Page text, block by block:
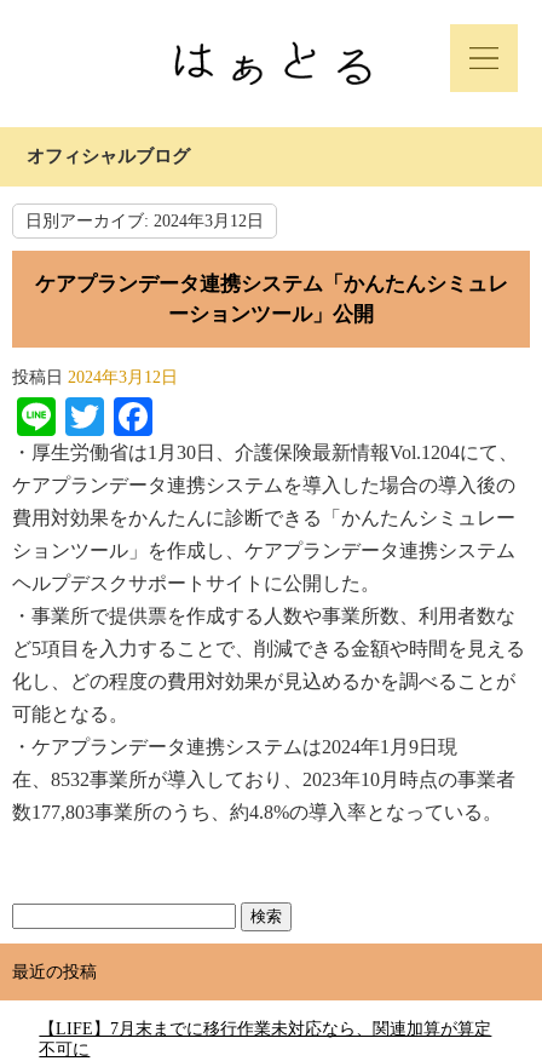
オフィシャルブログ
日別アーカイブ: 2024年3月12日
ケアプランデータ連携システム「かんたんシミュレ
ーションツール」公開
投稿日 2024年3月12日
LineTwitter
・厚生労働省は1 月 30日、介護保険最新情報Vol.1204にて、
ケアプランデータ連携システムを導入した場合の導入後の
費用対効果をかんたんに診断できる「かんたんシミュレー
ションツール」を作成し 、ケアプランデータ連携システム
ヘルプデスクサポートサイト に公開 した。
・事業所で提供票を作成する人数や事業所数、利用者数な
ど5項目を入力することで、削減できる金額や時間を 見える
化し
どの程度の費用対効果が見込めるかを調べることが
可能となる。
・ケアプランデータ連携システムは2024年1 月 9日現
在、 8532事業所が導入しており 2023年10月時点の事業者
数177,803事業所のうち、約4.8%の導入率となっている。
最近の投稿
【LIFE】7月末までに移行作業未対応なら、関連加算が算定
不可に